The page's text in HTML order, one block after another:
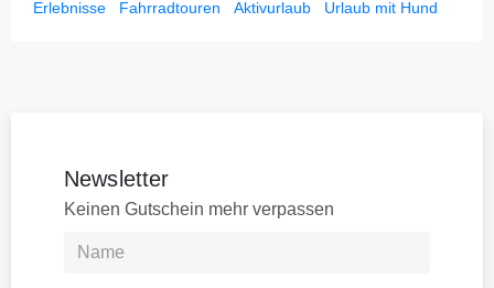
Erlebnisse
Fahrradtouren Aktivurlaub Urlaub mit Hund
Newsletter
Keinen Gutschein mehr verpassen